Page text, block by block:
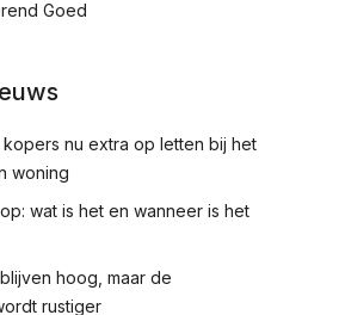
Goed
nu extra op letten bij het
woning
wat is het en wanneer is het
hoog, maar de
rustiger